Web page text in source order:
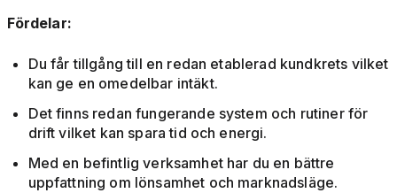
Fördelar:
Du får tillgång till en redan etablerad kundkrets vilket
kan ge en omedelbar intäkt.
Det finns redan fungerande system och rutiner för
drift vilket kan spara tid och energi.
Med en befintlig verksamhet har du en bättre
uppfattning om lönsamhet och marknadsläge.